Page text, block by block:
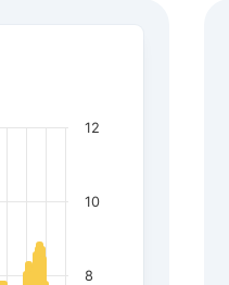
8
10
12